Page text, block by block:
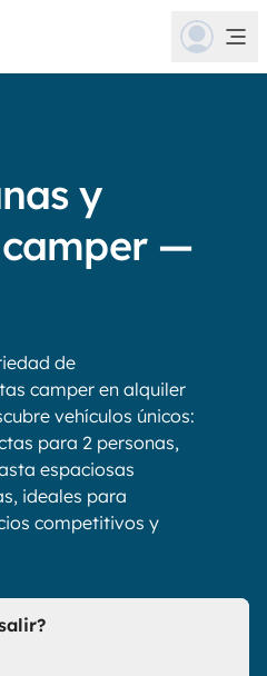
y
—
de
camper en alquiler
vehículos únicos:
para 2 personas,
espaciosas
ideales para
competitivos y